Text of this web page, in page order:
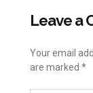
Leave a
Your email
are marked *